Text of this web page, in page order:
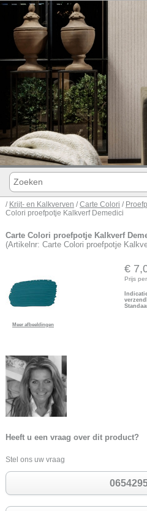
/ Krijt- en Kalkverven /Carte Colori /
Colori proefpotje Kalkverf Demedici
Carte Colori proefpotje Kalkverf
(Artikelnr: Carte Colori proefpotje
Meer afbeeldingen
€
Prijs
Heeft u een vraag over dit product?
Stel ons uw vraag